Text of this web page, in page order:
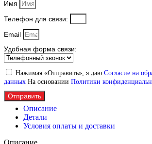
Имя
Телефон для связи:
Email
Удобная форма связи:
Нажимая «Отправить», я даю Согласие на
данных На основании Политики
Отправить
Описание
Детали
Условия оплаты и доставки
Описание